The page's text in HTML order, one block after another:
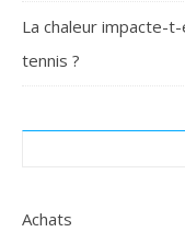
La chaleur impacte-
tennis ?
Achats